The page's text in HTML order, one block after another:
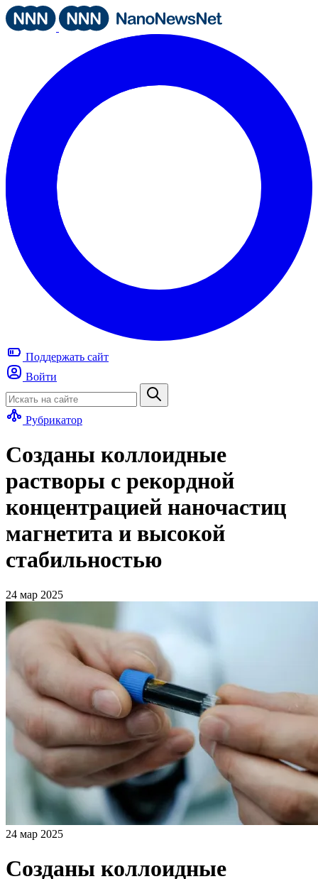
Поддержать сайт
Войти
Рубрикатор
Созданы коллоидные
растворы с рекордной
концентрацией наночастиц
магнетита и высокой
стабильностью
24 мар 2025
24 мар 2025
Созданы коллоидные